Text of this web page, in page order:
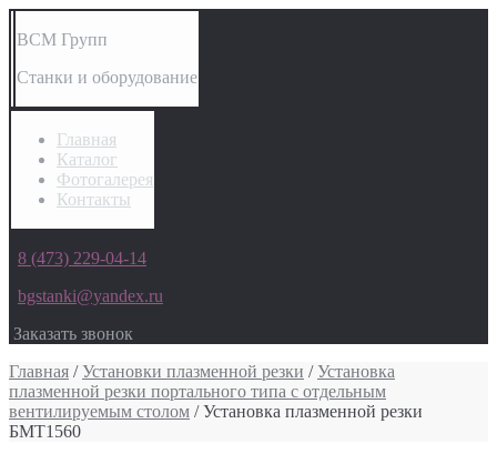
ВСМ Групп
Станки и оборудование
Главная
Каталог
Фотогалерея
Контакты
8 (473) 229-04-14
bgstanki@yandex.ru
Заказать звонок
Главная /Установки плазменной резки /Установка
плазменной резки портального типа с отдельным
вентилируемым столом / Установка плазменной резки
БМТ1560